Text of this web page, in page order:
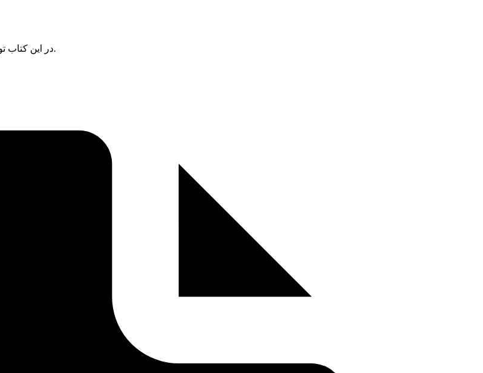
در این کتاب توضیحات زیبایی درباره ملکوت خدا، تولد نو و کلیسا و تعالیم مسیح نگاشته شده است.